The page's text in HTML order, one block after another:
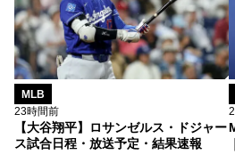
MLB
23時間前
【大谷翔平】ロサンゼルス・ドジャー
ス試合日程・放送予定・結果速報